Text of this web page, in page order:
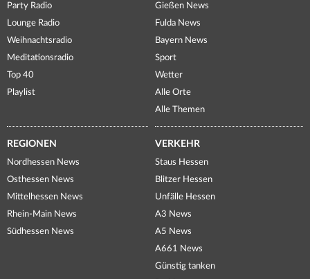
Party Radio
Lounge Radio
Weihnachtsradio
Meditationsradio
Top 40
Playlist
Gießen News
Fulda News
Bayern News
Sport
Wetter
Alle Orte
Alle Themen
REGIONEN
Nordhessen News
Osthessen News
Mittelhessen News
Rhein-Main News
Südhessen News
VERKEHR
Staus Hessen
Blitzer Hessen
Unfälle Hessen
A3 News
A5 News
A661 News
Günstig tanken